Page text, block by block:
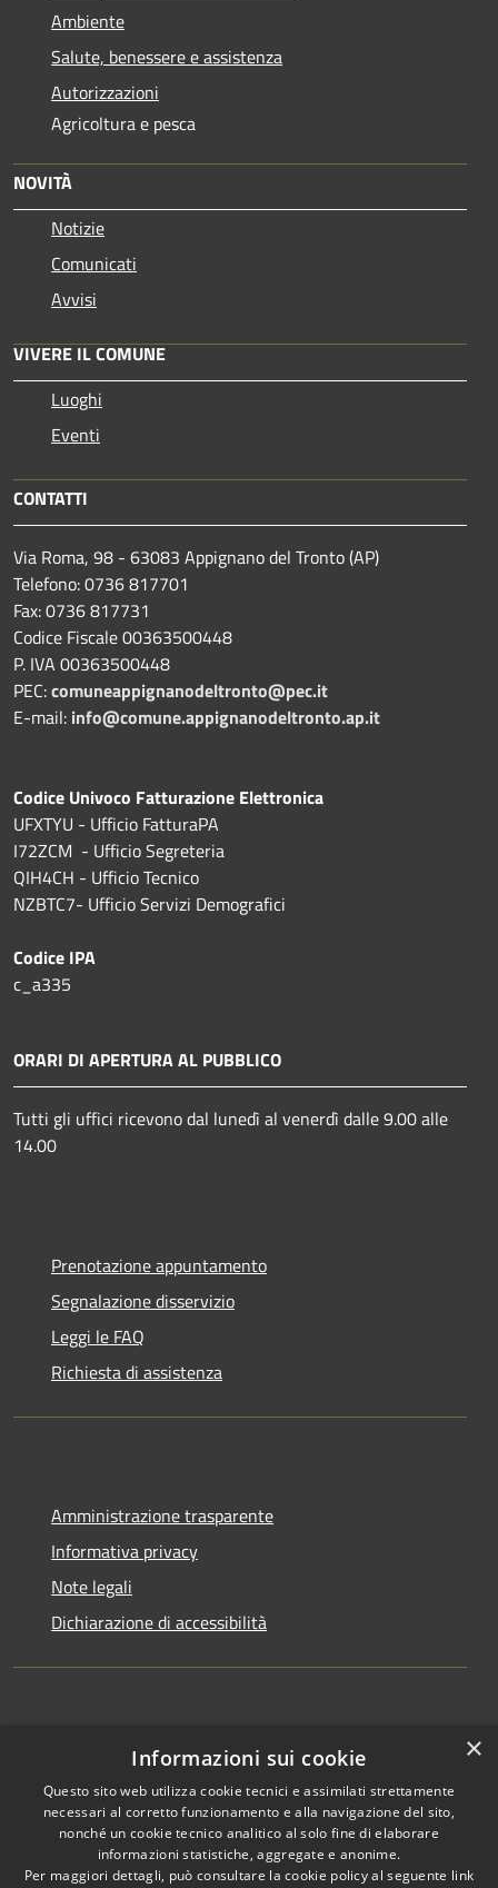
Ambiente
Salute, benessere e assistenza
Autorizzazioni
Agricoltura e pesca
NOVITÀ
Notizie
Comunicati
Avvisi
VIVERE IL COMUNE
Luoghi
Eventi
CONTATTI
Via Roma, 98 - 63083 Appignano del Tronto (AP)
Telefono: 0736 817701
Fax: 0736 817731
Codice Fiscale 00363500448
P. IVA 00363500448
PEC:comuneappignanodeltronto@pec.it
E-mail: info@comune.appignanodeltronto.ap.it
Codice Univoco Fatturazione Elettronica
UFXTYU - Ufficio FatturaPA
I72ZCM - Ufficio Segreteria
QIH4CH - Ufficio Tecnico
NZBTC7- Ufficio Servizi Demografici
Codice IPA
c_a335
ORARI DI APERTURA AL PUBBLICO
Tutti gli uffici ricevono dal lunedì al venerdì dalle 9.00 alle
14.00
Prenotazione appuntamento
Segnalazione disservizio
Leggi le FAQ
Richiesta di assistenza
Amministrazione trasparente
Informativa privacy
Note legali
Dichiarazione di accessibilità
RSS
Accessibilità
Copyright © 2026 • Comune di
Appignano del Tronto •
Powered byMunicipium
×
Informazioni sui cookie
Questo sito web utilizza cookie tecnici e assimilati strettamente
necessari al corretto funzionamento e alla navigazione del sito,
nonché un cookie tecnico analitico al solo fine di elaborare
informazioni statistiche, aggregate e anonime.
Per maggiori dettagli, può consultare la cookie policy al seguente link